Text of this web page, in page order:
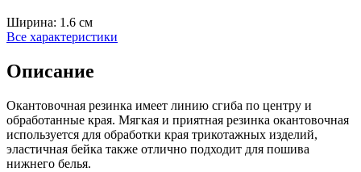
Ширина: 1.6 см
Все характеристики
Описание
Окантовочная резинка имеет линию сгиба по центру и
обработанные края. Мягкая и приятная резинка окантовочная
используется для обработки края трикотажных изделий,
эластичная бейка также отлично подходит для пошива
нижнего белья.